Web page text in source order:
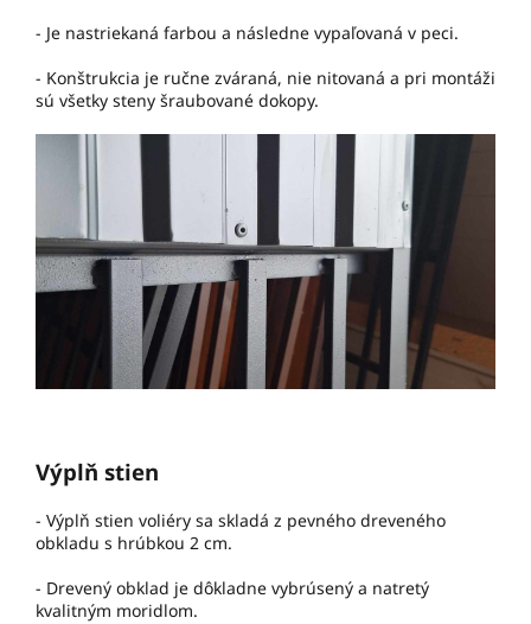
- Je nastriekaná farbou a následne vypaľovaná v peci.
- Konštrukcia je ručne zváraná, nie nitovaná a pri montáži
sú všetky steny šraubované dokopy.
Výplň stien
- Výplň stien voliéry sa skladá z pevného dreveného
obkladu s hrúbkou 2 cm.
- Drevený obklad je dôkladne vybrúsený a natretý
kvalitným moridlom.